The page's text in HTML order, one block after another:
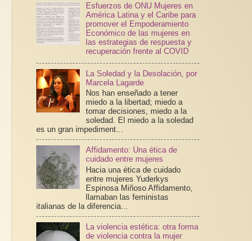
Esfuerzos de ONU Mujeres en
América Latina y el Caribe para
promover el Empoderamiento
Económico de las mujeres en
las estrategias de respuesta y
recuperación frente al COVID
La Soledad y la Desolación, por
Marcela Lagarde
Nos han enseñado a tener
miedo a la libertad; miedo a
tomar decisiones, miedo a la
soledad. El miedo a la soledad
es un gran impediment...
Affidamento: Una ética de
cuidado entre mujeres
Hacia una ética de cuidado
entre mujeres Yuderkys
Espinosa Miñoso Affidamento,
llamaban las feministas
italianas de la diferencia...
La violencia estética: otra forma
de violencia contra la mujer